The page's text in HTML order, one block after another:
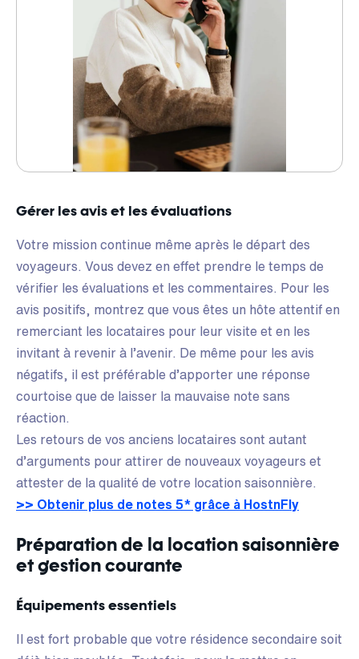
Gérer les avis et les évaluations
Votre mission continue même après le départ des
voyageurs. Vous devez en effet prendre le temps de
vérifier les évaluations et les commentaires. Pour les
avis positifs, montrez que vous êtes un hôte attentif en
remerciant les locataires pour leur visite et en les
invitant à revenir à l’avenir. De même pour les avis
négatifs, il est préférable d’apporter une réponse
courtoise que de laisser la mauvaise note sans
réaction.
Les retours de vos anciens locataires sont autant
d’arguments pour attirer de nouveaux voyageurs et
attester de la qualité de votre location saisonnière.
>> Obtenir plus de notes 5* grâce à HostnFly
Préparation de la location saisonnière
et gestion courante
Équipements essentiels
Il est fort probable que votre résidence secondaire soit